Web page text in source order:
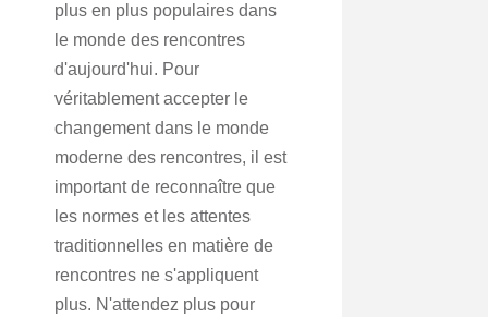
plus en plus populaires dans
le monde des rencontres
d'aujourd'hui. Pour
véritablement accepter le
changement dans le monde
moderne des rencontres, il est
important de reconnaître que
les normes et les attentes
traditionnelles en matière de
rencontres ne s'appliquent
plus. N'attendez plus pour